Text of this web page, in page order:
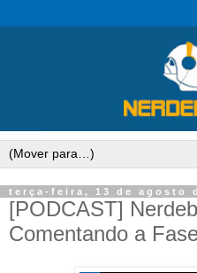
terça-feira, 13 de agosto
[PODCAST]
Comentando a